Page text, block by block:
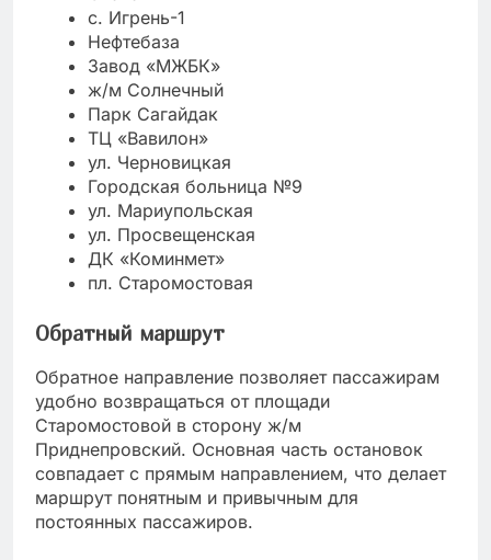
с. Игрень-1
Нефтебаза
Завод «МЖБК»
ж/м Солнечный
Парк Сагайдак
ТЦ «Вавилон»
ул. Черновицкая
Городская больница №9
ул. Мариупольская
ул. Просвещенская
ДК «Коминмет»
пл. Старомостовая
Обратный маршрут
Обратное направление позволяет пассажирам
удобно возвращаться от площади
Старомостовой в сторону ж/м
Приднепровский. Основная часть остановок
совпадает с прямым направлением, что делает
маршрут понятным и привычным для
постоянных пассажиров.